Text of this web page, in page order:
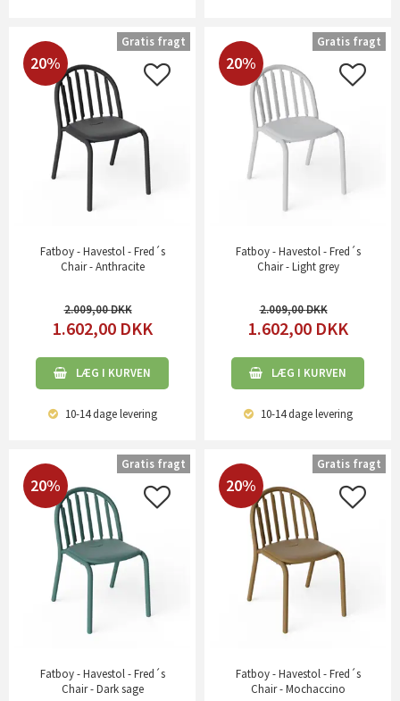
20%
Fatboy - Havestol - Fred´s
Chair - Anthracite
2.009,00
1.602,00 DKK
LÆG I KURVEN
10-14 dagelevering
Gratis fragt
20%
Fatboy - Havestol - Fred´s
Chair - Light grey
2.009,00
1.602,00 DKK
LÆG I KURVEN
10-14 dagelevering
Gratis fragt
20%
Fatboy - Havestol - Fred´s
Chair - Dark sage
Gratis fragt
20%
Fatboy - Havestol - Fred´s
Chair - Mochaccino
Gratis fragt